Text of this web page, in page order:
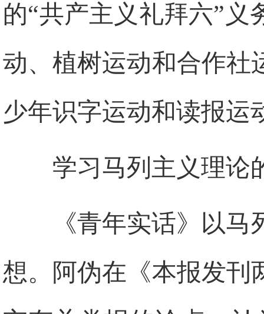
的“共产主义礼拜六”
动、植树运动和合作社
少年识字运动和读报运
学习马列主义理论
《青年实话》以
想。阿伪在《本报发刊